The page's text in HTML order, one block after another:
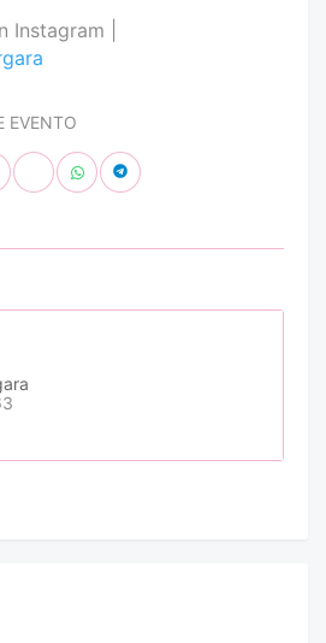
Instagram |
EVENTO